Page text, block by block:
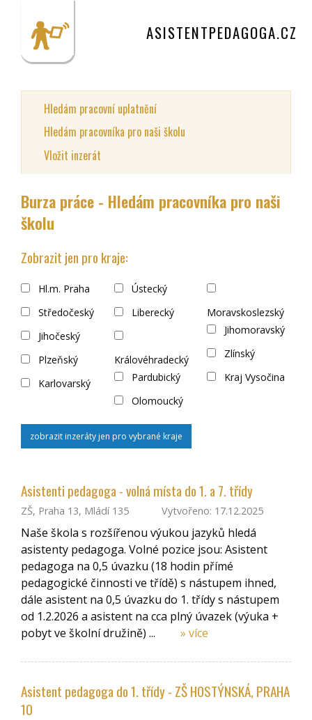
ASISTENTPEDAGOGA.CZ
Hledám pracovní uplatnění
Hledám pracovníka pro naši školu
Vložit inzerát
Burza práce - Hledám pracovníka pro naši
školu
Zobrazit jen pro kraje:
Hl.m. Praha
Středočeský
Jihočeský
Plzeňský
Karlovarský
Ústecký
Liberecký
Královéhradecký
Pardubický
Olomoucký
Moravskoslezský
Jihomoravský
Zlínský
Kraj Vysočina
zobrazit inzeráty jen pro vybrané kraje
Asistenti pedagoga - volná místa do 1. a 7. třídy
ZŠ, Praha 13, Mládí 135 Vytvořeno: 17.12.2025
Naše škola s rozšířenou výukou jazyků hledá
asistenty pedagoga. Volné pozice jsou: Asistent
pedagoga na 0,5 úvazku (18 hodin přímé
pedagogické činnosti ve třídě) s nástupem ihned,
dále asistent na 0,5 úvazku do 1. třídy s nástupem
od 1.2.2026 a asistent na cca plný úvazek (výuka +
pobyt ve školní družině) ...
» více
Asistent pedagoga do 1. třídy - ZŠ HOSTÝNSKÁ, PRAHA
10